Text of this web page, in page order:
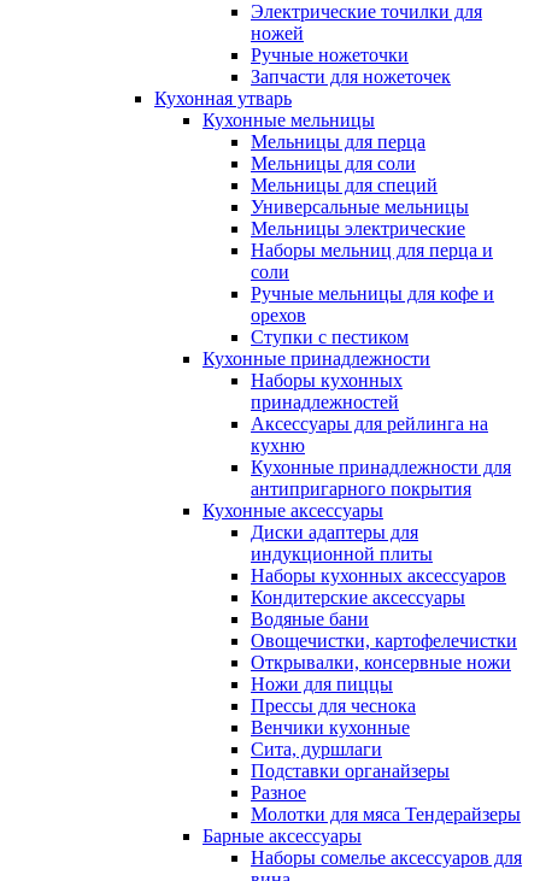
Электрические точилки для
ножей
Ручные ножеточки
Запчасти для ножеточек
Кухонная утварь
Кухонные мельницы
Мельницы для перца
Мельницы для соли
Мельницы для специй
Универсальные мельницы
Мельницы электрические
Наборы мельниц для перца и
соли
Ручные мельницы для кофе и
орехов
Ступки с пестиком
Кухонные принадлежности
Наборы кухонных
принадлежностей
Аксессуары для рейлинга на
кухню
Кухонные принадлежности для
антипригарного покрытия
Кухонные аксессуары
Диски адаптеры для
индукционной плиты
Наборы кухонных аксессуаров
Кондитерские аксессуары
Водяные бани
Овощечистки, картофелечистки
Открывалки, консервные ножи
Ножи для пиццы
Прессы для чеснока
Венчики кухонные
Сита, дуршлаги
Подставки органайзеры
Разное
Молотки для мяса Тендерайзеры
Барные аксессуары
Наборы сомелье аксессуаров для